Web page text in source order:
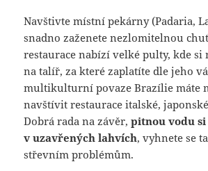
Navštivte místní pekárny (Padaria,
snadno zaženete nezlomitelnou
restaurace nabízí velké pulty, kde si
na talíř, za které zaplatíte dle jeho
multikulturní povaze Brazílie máte
navštívit restaurace italské,
Dobrá rada na závěr,pitnou vodu
v uzavřených lahvích, vyhnete se
střevním problémům.